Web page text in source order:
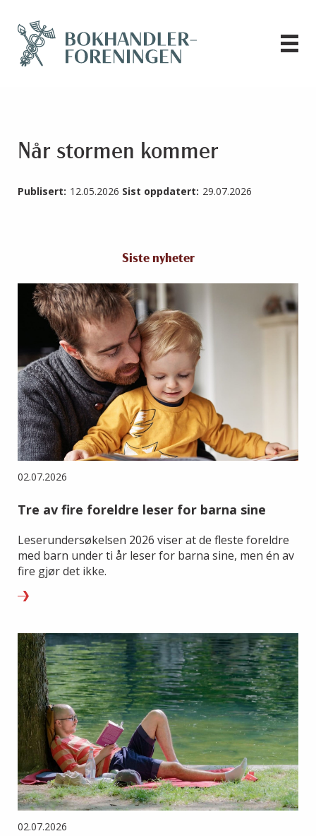
Når stormen kommer
Publisert: 12.05.2026 Sist oppdatert: 29.07.2026
Siste nyheter
02.07.2026
Tre av fire foreldre leser for barna sine
Leserundersøkelsen 2026 viser at de fleste foreldre
med barn under ti år leser for barna sine, men én av
fire gjør det ikke.
02.07.2026